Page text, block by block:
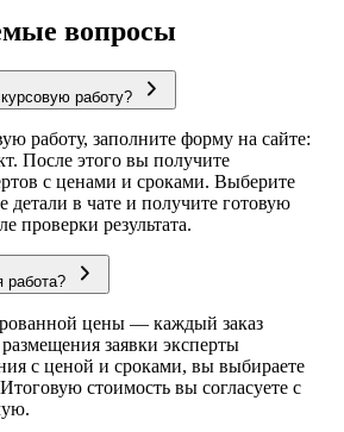
вопросы
работу?
работу, заполните форму на сайте:
После этого вы получите
с ценами и сроками. Выберите
детали в чате и получите готовую
проверки результата.
работа?
цены — каждый заказ
заявки эксперты
с ценой и сроками, вы выбираете
стоимость вы согласуете с